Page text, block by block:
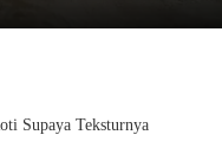
Supaya Teksturnya